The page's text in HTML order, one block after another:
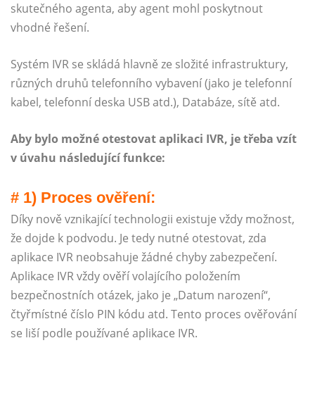
skutečného agenta, aby agent mohl poskytnout
vhodné řešení.
Systém IVR se skládá hlavně ze složité infrastruktury,
různých druhů telefonního vybavení (jako je telefonní
kabel, telefonní deska USB atd.), Databáze, sítě atd.
Aby bylo možné otestovat aplikaci IVR, je třeba vzít
v úvahu následující funkce:
# 1) Proces ověření:
Díky nově vznikající technologii existuje vždy možnost,
že dojde k podvodu. Je tedy nutné otestovat, zda
aplikace IVR neobsahuje žádné chyby zabezpečení.
Aplikace IVR vždy ověří volajícího položením
bezpečnostních otázek, jako je „Datum narození“,
čtyřmístné číslo PIN kódu atd. Tento proces ověřování
se liší podle používané aplikace IVR.